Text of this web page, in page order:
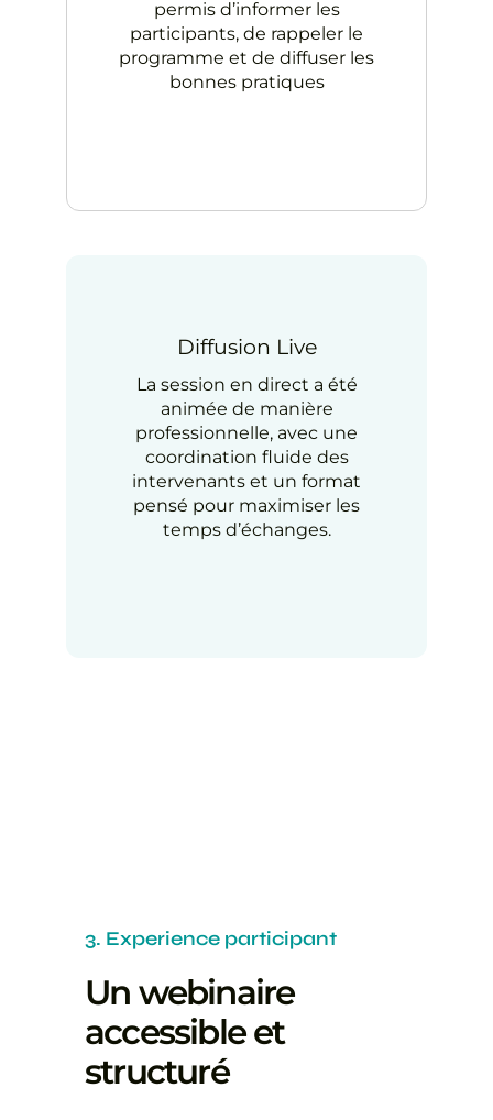
permis d’informer les
participants, de rappeler le
programme et de diffuser les
bonnes pratiques
Diffusion Live
La session en direct a été
animée de manière
professionnelle, avec une
coordination fluide des
intervenants et un format
pensé pour maximiser les
temps d’échanges.
3. Experience participant
Un webinaire
accessible et
structuré